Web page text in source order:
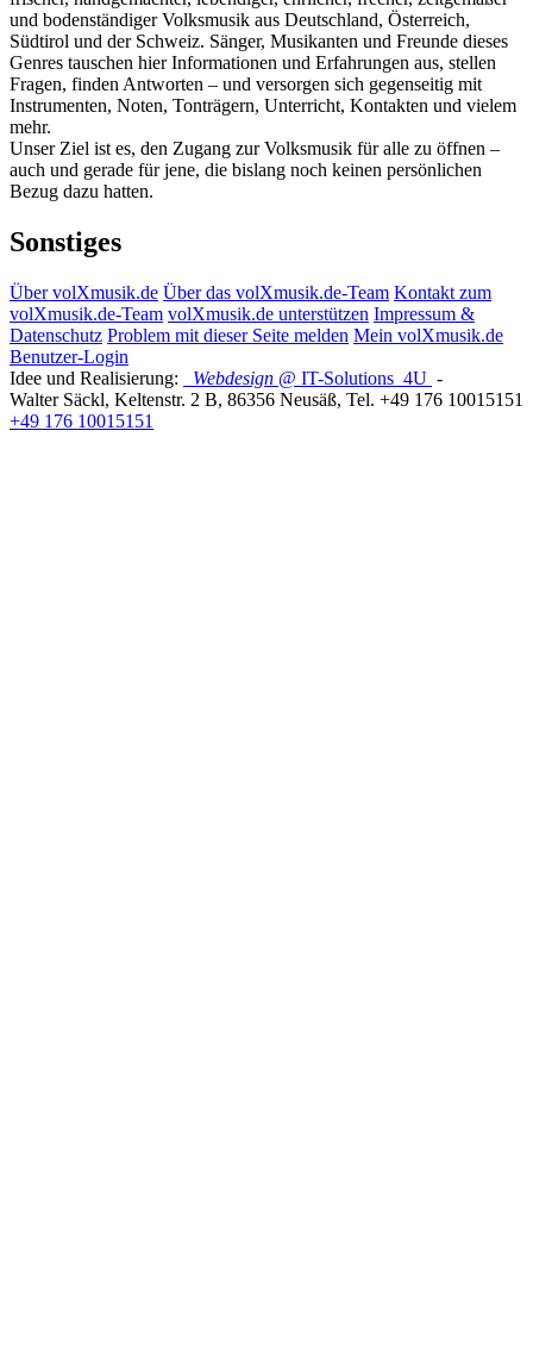
und bodenständiger Volksmusik aus Deutschland, Österreich,
Südtirol und der Schweiz. Sänger, Musikanten und Freunde dieses
Genres tauschen hier Informationen und Erfahrungen aus, stellen
Fragen, finden Antworten – und versorgen sich gegenseitig mit
Instrumenten, Noten, Tonträgern, Unterricht, Kontakten und vielem
mehr.
Unser Ziel ist es, den Zugang zur Volksmusik für alle zu öffnen –
auch und gerade für jene, die bislang noch keinen persönlichen
Bezug dazu hatten.
Sonstiges
Über volXmusik.de Über das volXmusik.de-Team Kontakt zum
volXmusik.de-Team volXmusik.de unterstützen Impressum &
Datenschutz Problem mit dieser Seite melden Mein volXmusik.de
Benutzer-Login
Idee und Realisierung:
Webdesign @ IT-Solutions 4U -
Walter Säckl, Keltenstr. 2 B, 86356 Neusäß, Tel. +49 176 10015151
+49 176 10015151